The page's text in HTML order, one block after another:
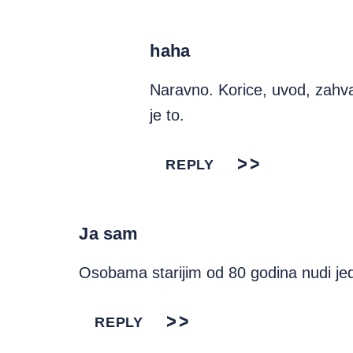
haha
Naravno. Korice, uvod,
je to.
REPLY
Ja sam
Osobama starijim od 80 godina nudi
REPLY